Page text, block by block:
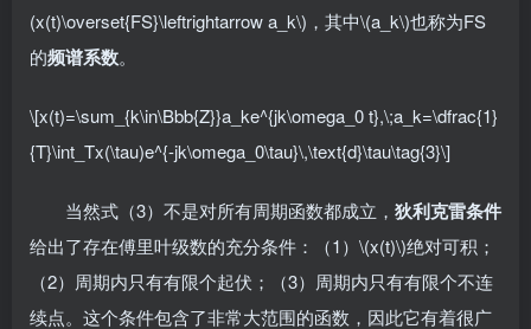
(x(t)\overset{FS}\leftrightarrow a_k\)，其中\(a_k\)也称为FS
的频谱系数。
\[x(t)=\sum_{k\in\Bbb{Z}}a_ke^{jk\omega_0 t},\;a_k=\dfrac{1}
{T}\int_Tx(\tau)e^{-jk\omega_0\tau}\,\text{d}\tau\tag{3}\]
当然式（3）不是对所有周期函数都成立， 狄利克雷条件
给出了存在傅里叶级数的充分条件：（1）\(x(t)\)绝对可积；
（2）周期内只有有限个起伏；（3）周期内只有有限个不连
续点。这个条件包含了非常大范围的函数，因此它有着很广